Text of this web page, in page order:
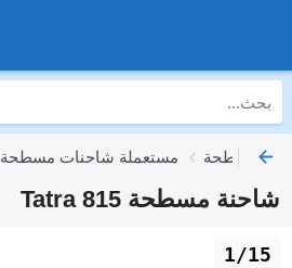
مستعملة شاحنات مسطحة
شاحنة مسطحة Tatra 815
1/15